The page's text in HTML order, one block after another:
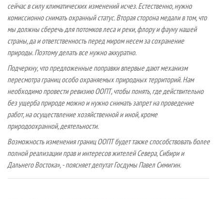
сейчас в силу климатических изменений исчез. Естественно, нужно
комиссионно снимать охранный статус. Вторая сторона медали в том, что
мы должны сберечь для потомков леса и реки, флору и фауну нашей
страны, да и ответственность перед миром несем за сохранение
природы. Поэтому делать все нужно аккуратно.
Подчеркну, что предложенные поправки впервые дают механизм
пересмотра границ особо охраняемых природных территорий. Нам
необходимо провести ревизию ООПТ, чтобы понять, где действительно
без ущерба природе можно и нужно снимать запрет на проведение
работ, на осуществление хозяйственной и иной, кроме
природоохранной, деятельности.
Возможность изменения границ ООПТ будет также способствовать более
полной реализации прав и интересов жителей Севера, Сибири и
Дальнего Востока», - поясняет депутат Госдумы Павел Симигин.